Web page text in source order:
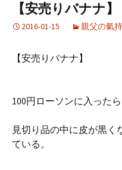
ツ
キ
【安売りバナナ
2016-01-15 親父の氣
【安売りバナナ】
100円ローソンに入ったら
見切り品の中に皮が黒く
ている。